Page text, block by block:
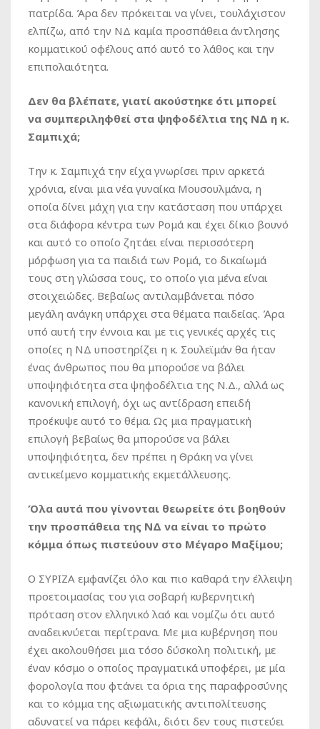
πατρίδα. Άρα δεν πρόκειται να γίνει, τουλάχιστον
ελπίζω, από την ΝΔ καμία προσπάθεια άντλησης
κομματικού οφέλους από αυτό το λάθος και την
επιπολαιότητα.
Δεν θα βλέπατε, γιατί ακούστηκε ότι μπορεί
να συμπεριληφθεί στα ψηφοδέλτια της ΝΔ η κ.
Σαμπιχά;
Την κ. Σαμπιχά την είχα γνωρίσει πριν αρκετά
χρόνια, είναι μια νέα γυναίκα Μουσουλμάνα, η
οποία δίνει μάχη για την κατάσταση που υπάρχει
στα διάφορα κέντρα των Ρομά και έχει δίκιο βουνό
και αυτό το οποίο ζητάει είναι περισσότερη
μόρφωση για τα παιδιά των Ρομά, το δικαίωμά
τους στη γλώσσα τους, το οποίο για μένα είναι
στοιχειώδες. Βεβαίως αντιλαμβάνεται πόσο
μεγάλη ανάγκη υπάρχει στα θέματα παιδείας. Άρα
υπό αυτή την έννοια και με τις γενικές αρχές τις
οποίες η ΝΔ υποστηρίζει η κ. Σουλεϊμάν θα ήταν
ένας άνθρωπος που θα μπορούσε να βάλει
υποψηφιότητα στα ψηφοδέλτια της Ν.Δ., αλλά ως
κανονική επιλογή, όχι ως αντίδραση επειδή
προέκυψε αυτό το θέμα. Ως μια πραγματική
επιλογή βεβαίως θα μπορούσε να βάλει
υποψηφιότητα, δεν πρέπει η Θράκη να γίνει
αντικείμενο κομματικής εκμετάλλευσης.
Όλα αυτά που γίνονται θεωρείτε ότι βοηθούν
την προσπάθεια της ΝΔ να είναι το πρώτο
κόμμα όπως πιστεύουν στο Μέγαρο Μαξίμου;
Ο ΣΥΡΙΖΑ εμφανίζει όλο και πιο καθαρά την έλλειψη
προετοιμασίας του για σοβαρή κυβερνητική
πρόταση στον ελληνικό λαό και νομίζω ότι αυτό
αναδεικνύεται περίτρανα. Με μια κυβέρνηση που
έχει ακολουθήσει μια τόσο δύσκολη πολιτική, με
έναν κόσμο ο οποίος πραγματικά υποφέρει, με μία
φορολογία που φτάνει τα όρια της παραφροσύνης
και το κόμμα της αξιωματικής αντιπολίτευσης
αδυνατεί να πάρει κεφάλι, διότι δεν τους πιστεύει